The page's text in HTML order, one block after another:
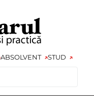
ABSOLVENT STUD